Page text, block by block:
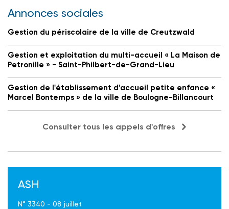
Annonces sociales
Gestion du périscolaire de la ville de Creutzwald
Gestion et exploitation du multi-accueil « La Maison de
Petronille » - Saint-Philbert-de-Grand-Lieu
Gestion de l'établissement d'accueil petite enfance «
Marcel Bontemps » de la ville de Boulogne-Billancourt
Consulter tous les appels d'offres
ASH
N° 3340 - 08 juillet